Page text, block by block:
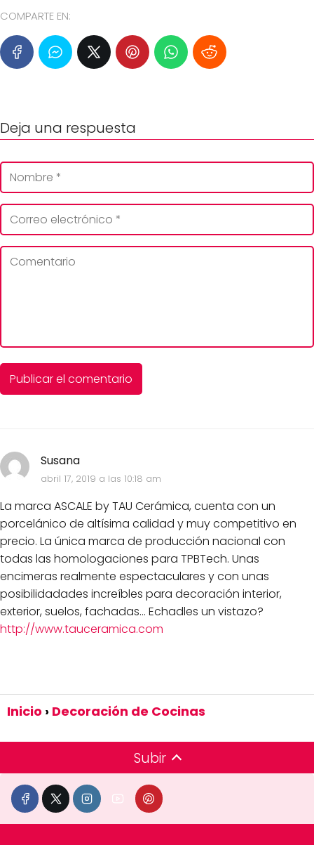
COMPARTE EN:
Susana
abril 17, 2019 a las 10:18 am
La marca ASCALE by TAU Cerámica, cuenta con un
porcelánico de altísima calidad y muy competitivo en
precio. La única marca de producción nacional con
todas las homologaciones para TPBTech. Unas
encimeras realmente espectaculares y con unas
posibilidadades increíbles para decoración interior,
exterior, suelos, fachadas... Echadles un vistazo?
http://www.tauceramica.com
Deja una respuesta
Inicio Decoración de Cocinas
Subir